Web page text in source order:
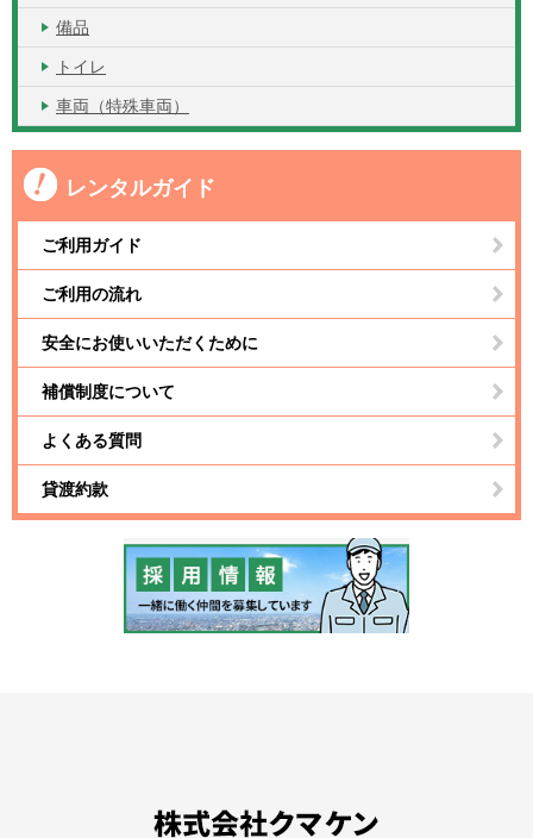
備品
トイレ
車両（特殊車両）
レンタルガイド
ご利用ガイド
ご利用の流れ
安全にお使いいただくために
補償制度について
よくある質問
貸渡約款